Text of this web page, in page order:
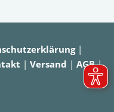
|
| Versand | AGB|